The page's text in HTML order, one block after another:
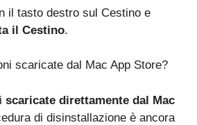
il tasto destro sul Cestino e
il Cestino.
scaricate dal Mac App Store?
scaricate direttamente dal Mac
di disinstallazione è ancora